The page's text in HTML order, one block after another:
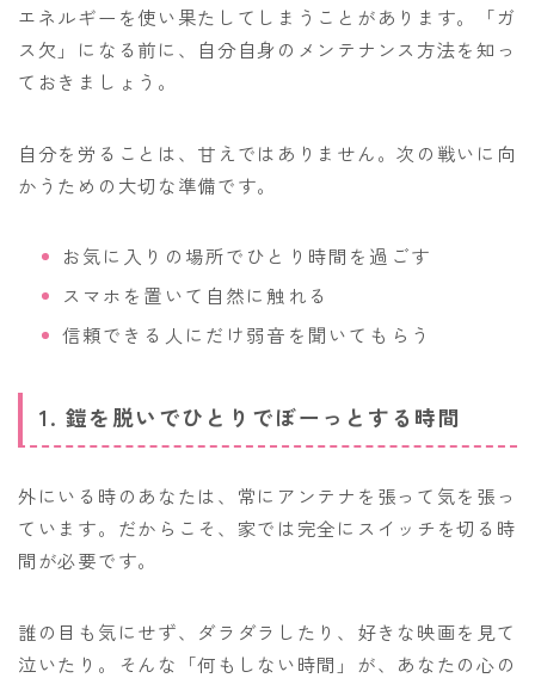
エネルギーを使い果たしてしまうことがあります。「ガ
ス欠」になる前に、自分自身のメンテナンス方法を知っ
ておきましょう。
自分を労ることは、甘えではありません。次の戦いに向
かうための大切な準備です。
お気に入りの場所でひとり時間を過ごす
スマホを置いて自然に触れる
信頼できる人にだけ弱音を聞いてもらう
1. 鎧を脱いでひとりでぼーっとする時間
外にいる時のあなたは、常にアンテナを張って気を張っ
ています。だからこそ、家では完全にスイッチを切る時
間が必要です。
誰の目も気にせず、ダラダラしたり、好きな映画を見て
泣いたり。そんな「何もしない時間」が、あなたの心の